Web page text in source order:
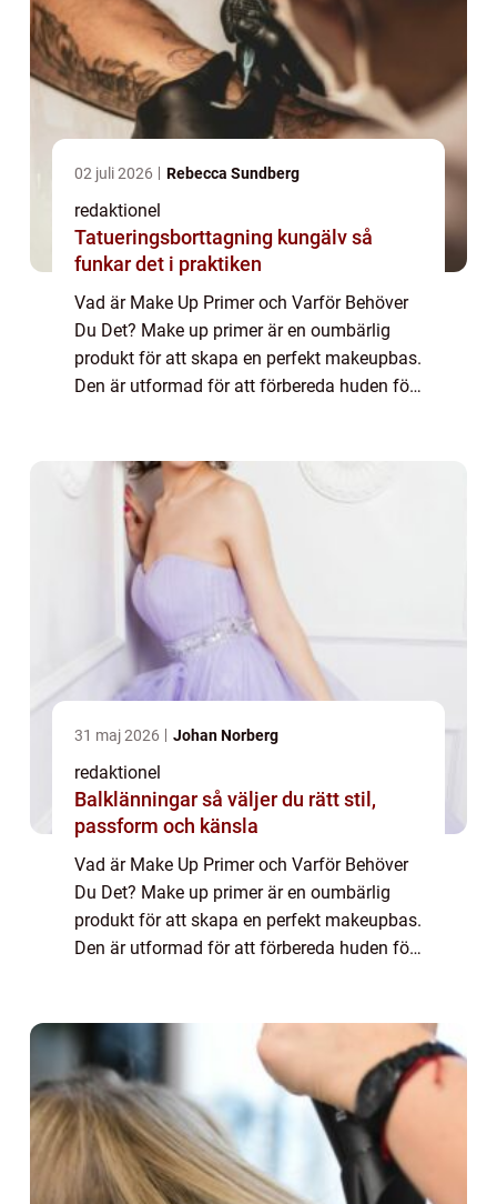
02 juli 2026 Rebecca Sundberg
redaktionel
Tatueringsborttagning kungälv så
funkar det i praktiken
Vad är Make Up Primer och Varför Behöver
Du Det? Make up primer är en oumbärlig
produkt för att skapa en perfekt makeupbas.
Den är utformad för att förbereda huden för
31 maj 2026 Johan Norberg
redaktionel
Balklänningar så väljer du rätt stil,
passform och känsla
Vad är Make Up Primer och Varför Behöver
Du Det? Make up primer är en oumbärlig
produkt för att skapa en perfekt makeupbas.
Den är utformad för att förbereda huden för